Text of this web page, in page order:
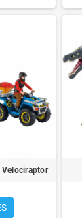
Velociraptor